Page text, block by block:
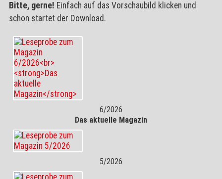
Bitte, gerne! Einfach auf das Vorschaubild klicken und
schon startet der Download.
6/2026
Das aktuelle Magazin
5/2026